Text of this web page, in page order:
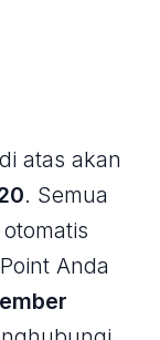
atas akan
. Semua
Anda